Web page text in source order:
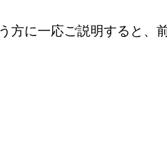
方に一応ご説明すると、